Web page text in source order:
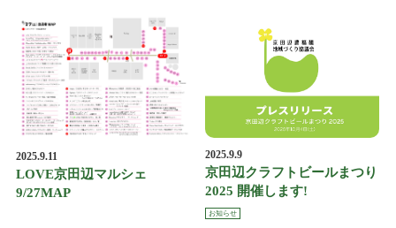
2025.9.11
LOVE京田辺マルシェ
9/27MAP
2025.9.9
京田辺クラフトビールまつり
2025 開催します!
お知らせ